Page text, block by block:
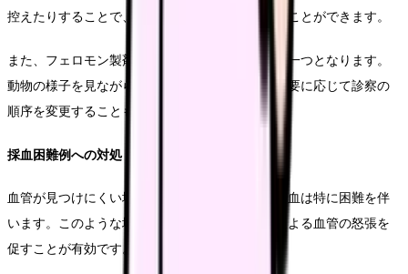
控えたりすることで、動物のストレスを軽減することができます。
また、フェロモン製剤の使用も効果的な選択肢の一つとなります。
動物の様子を見ながら、獣医師と相談の上で、必要に応じて診察の
順序を変更することも検討します。
採血困難例への対処
血管が見つけにくい場合や、血管が細い場合の採血は特に困難を伴
います。このような場合は、保温やマッサージによる血管の怒張を
促すことが有効です。